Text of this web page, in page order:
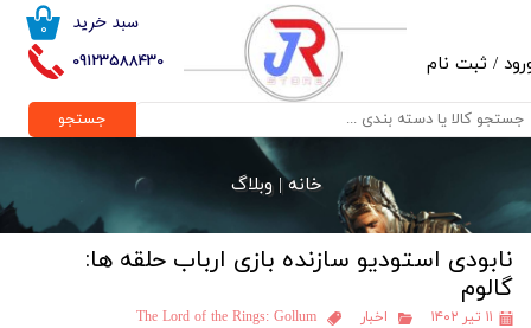
09123588430
۰ سبد خرید
/ ثبت نام
حساب کاربری من
تغییر گذر واژه
خروج از حساب کاربری
جستجو
خانه |وبلاگ
نابودی استودیو سازنده بازی ارباب حلقه ها:
گالوم
۱۱ تیر ۱۴۰۲ اخبار The Lord of the Rings: Gollum